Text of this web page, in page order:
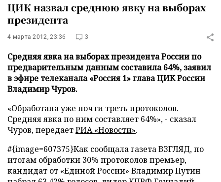
ЦИК назвал среднюю явку на выборах
президента
4 марта 2012, 23:36 3
Средняя явка на выборах президента России по
предварительным данным составила 64%, заявил
в эфире телеканала «Россия 1» глава ЦИК России
Владимир Чуров.
«Обработана уже почти треть протоколов.
Средняя явка по ним составляет 64%», - сказал
Чуров, передаетРИА «Новости».
#{image=607375}Как сообщала газета ВЗГЛЯД, по
итогам обработки 30% протоколов премьер,
кандидат от «Единой России» Владимир Путин